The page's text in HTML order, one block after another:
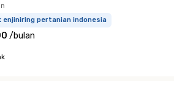
enjiniring pertanian indonesia
/bulan